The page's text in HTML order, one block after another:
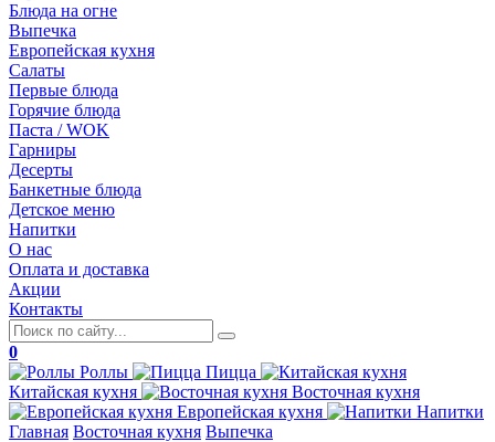
Блюда на огне
Выпечка
Европейская кухня
Салаты
Первые блюда
Горячие блюда
Паста / WOK
Гарниры
Десерты
Банкетные блюда
Детское меню
Напитки
О нас
Оплата и доставка
Акции
Контакты
0
Роллы
Пицца
Китайская кухня Восточная кухня
Европейская кухня
Напитки
Главная Восточная кухня Выпечка